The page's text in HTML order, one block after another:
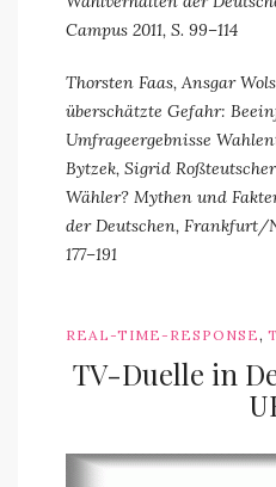
Campus 2011, S. 99–114
Thorsten Faas, Ansgar
überschätzte Gefahr:
Umfrageergebnisse
Bytzek, Sigrid
Wähler? Mythen und
der Deutschen, Frankfurt/
177–191
REAL-TIME-RESPONSE,
TV-Duelle in